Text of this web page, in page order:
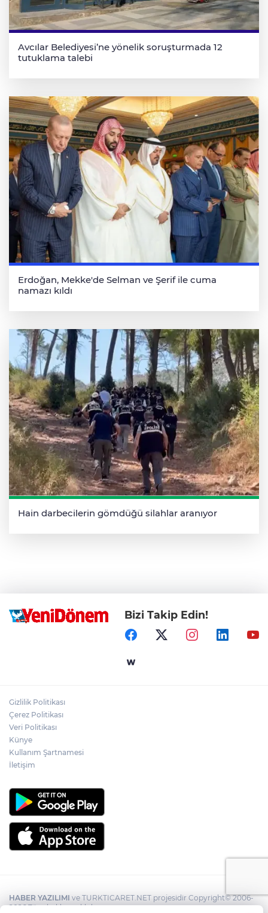
Avcılar Belediyesi’ne yönelik soruşturmada 12
tutuklama talebi
Erdoğan, Mekke'de Selman ve Şerif ile cuma
namazı kıldı
Hain darbecilerin gömdüğü silahlar aranıyor
Bizi Takip Edin!
Gizlilik Politikası
Çerez Politikası
Veri Politikası
Künye
Kullanım Şartnamesi
İletişim
HABER YAZILIMI ve TURKTICARET.NET projesidir Copyright© 2006-
2026 Tüm hakları saklıdır.